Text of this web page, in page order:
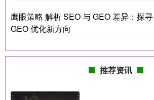
鹰眼策略 解析 SEO 与 GEO 差异：探
GEO 优化新方向
推荐资讯